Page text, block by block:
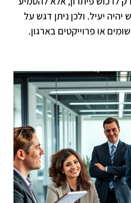
יעיל. ולכן ניתן דגש על
או פרוייקטים בארגון.